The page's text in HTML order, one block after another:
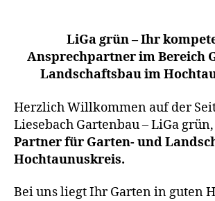
LiGa grün – Ihr
Ansprechpartner im Bereich
Landschaftsbau im
Herzlich Willkommen auf der
Liesebach Gartenbau – LiGa
Partner für Garten- und
Hochtaunuskreis.
Bei uns liegt Ihr Garten in guten